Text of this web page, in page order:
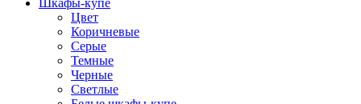
Шкафы-купе
Цвет
Коричневые
Серые
Темные
Черные
Светлые